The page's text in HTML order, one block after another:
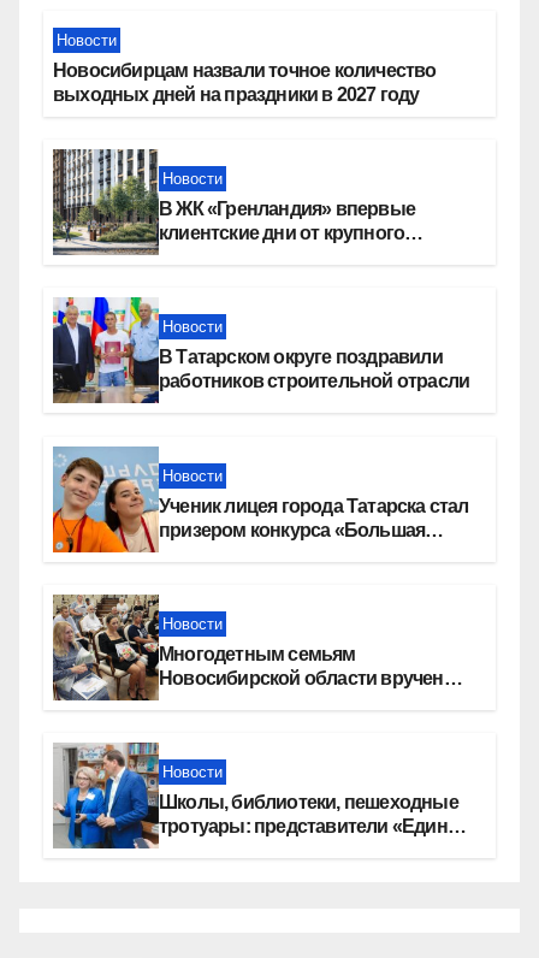
Новости
Новосибирцам назвали точное количество
выходных дней на праздники в 2027 году
Новости
В ЖК «Гренландия» впервые
клиентские дни от крупного
Новости
В Татарском округе поздравили
работников строительной отрасли
Новости
Ученик лицея города Татарска стал
призером конкурса «Большая
Новости
Многодетным семьям
Новосибирской области вручены
Новости
Школы, библиотеки, пешеходные
тротуары: представители «Единой